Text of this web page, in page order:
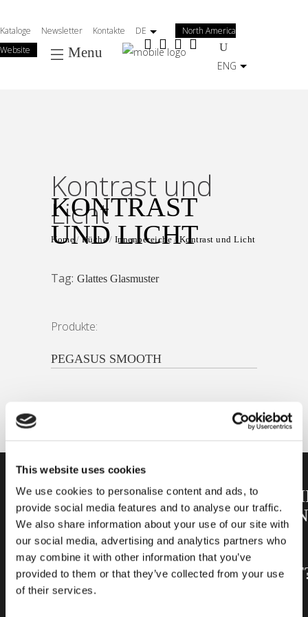
This website uses cookies
We use cookies to personalise content and ads, to
provide social media features and to analyse our traffic.
We also share information about your use of our site with
our social media, advertising and analytics partners who
may combine it with other information that you’ve
provided to them or that they’ve collected from your use
of their services.
al
contenuto
Kataloge Newsletter Kontakte DE
North America
Website
Menu
ENG
Kontrast und
Licht
Home Küche Innenbereiche Kontrast und Licht
KONTRAST
UND LICHT
Tag: Glattes Glasmuster
Produkte:
PEGASUS SMOOTH
WERDEN
SIE TEIL
UNSERER
COMMUNITY!
Abonnieren sie
AUF
DER
SUCHE
NACH
PRODUKTEN
ODER
DO-IT-